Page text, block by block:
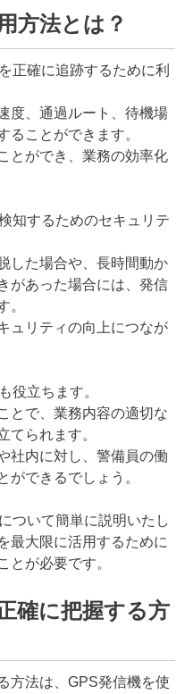
方法とは？
正確に追跡するために利
度、通過ルート、待機場
ることができます。
とができ、業務の効率化
知するためのセキュリテ
した場合や、長時間動か
があった場合には、発信
。
ュリティの向上につなが
役立ちます。
とで、業務内容の適切な
てられます。
社内に対し、警備員の働
ができるでしょう。
ついて簡単に説明いたし
最大限に活用するために
とが必要です。
確に把握する方
方法は、GPS発信機を使